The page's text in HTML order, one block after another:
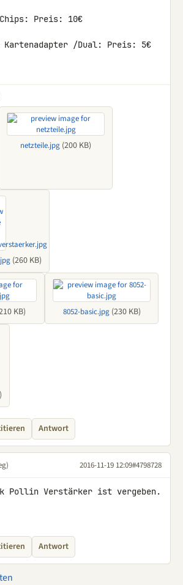
Chips: Preis: 10€
Kartenadapter /Dual: Preis: 5€
netzteile.jpg (200 KB)
(260 KB)
KB) 8052-basic.jpg(230 KB)
Antwort
2016-11-19 12:09#4798728
Pollin Verstärker ist vergeben.
Antwort